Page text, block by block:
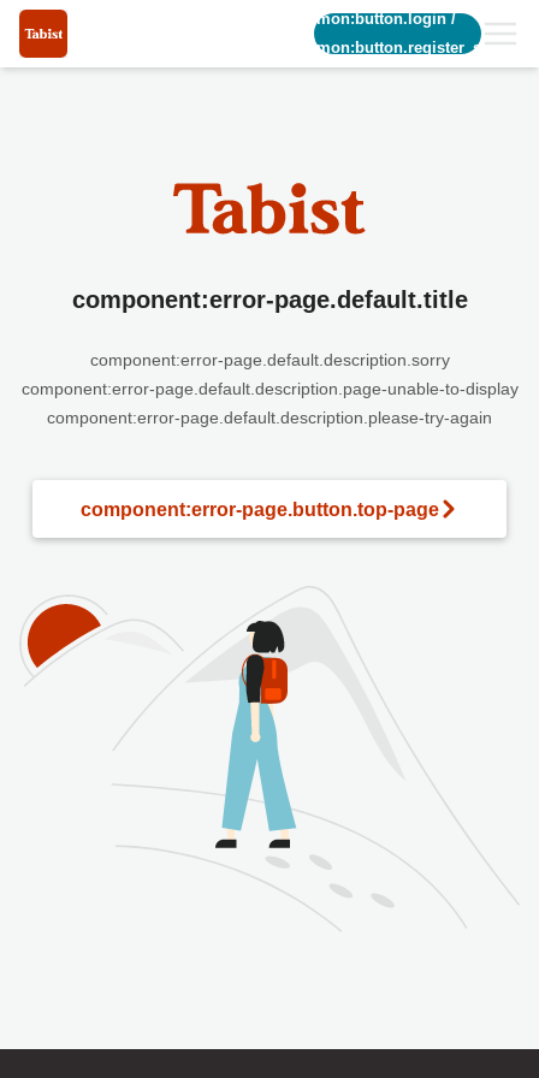
common:button.login/
common:button.register_short
component:error-page.default.title
component:error-page.default.description.sorry
component:error-page.default.description.page-unable-to-display
component:error-page.default.description.please-try-again
component:error-page.button.top-page